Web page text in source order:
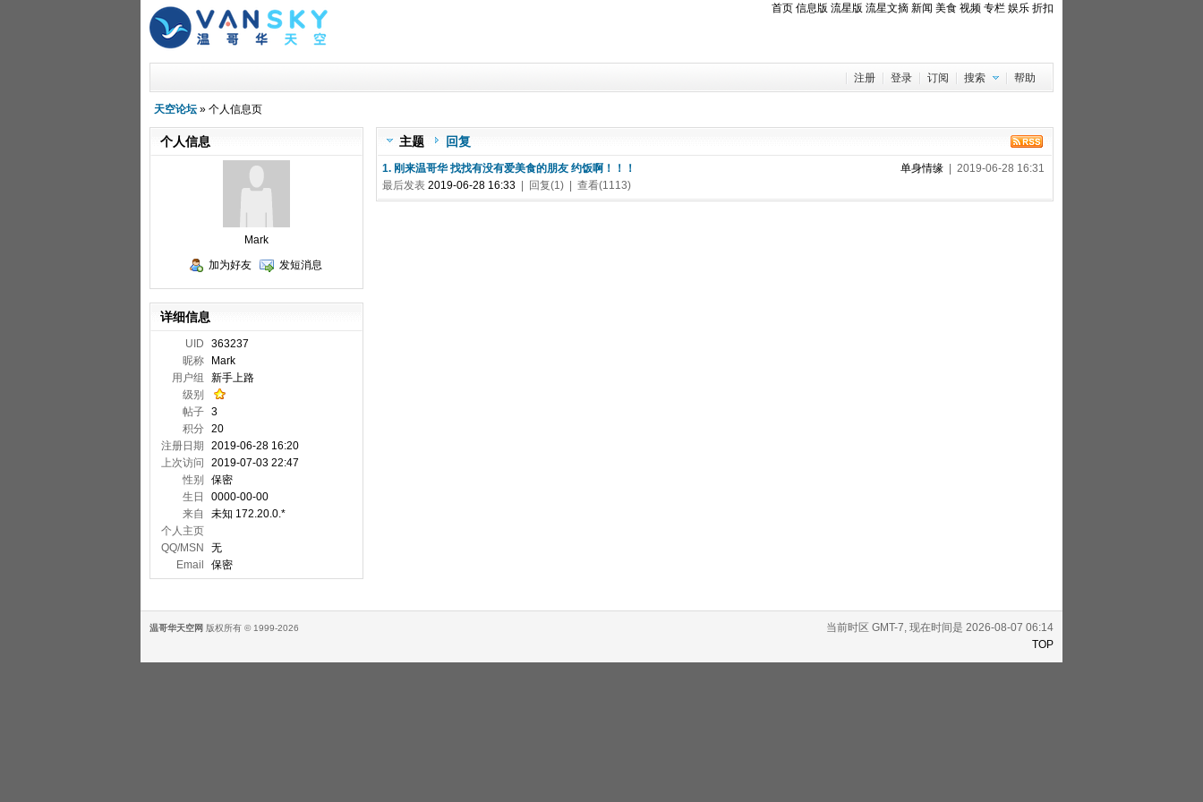
首页 信息版 流星版 流星文摘 新闻 美食 视频 专栏 娱乐 折扣
注册 登录 订阅 搜索 帮助
天空论坛 » 个人信息页
主题 回复
单身情缘| 2019-06-28 16:31
1. 刚来温哥华 找找有没有爱美食的朋友 约饭啊！！！
最后发表 2019-06-28 16:33| 回复(1) | 查看(1113)
个人信息
Mark
加为好友
发短消息
详细信息
UID
363237
昵称
Mark
用户组
新手上路
级别
帖子 3
积分 20
注册日期
2019-06-28 16:20
上次访问
2019-07-03 22:47
性别
保密
生日
0000-00-00
来自
未知 172.20.0.*
个人主页
QQ/MSN
无
Email
保密
当前时区 GMT-7, 现在时间是 2026-08-07 06:14
TOP
温哥华天空网 版权所有 © 1999-2026